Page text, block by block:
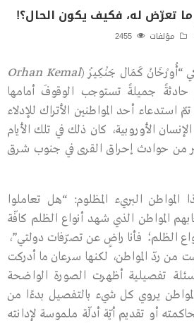
تعرّض له، فكيف يكون الحال؟!
مؤلفات
“أُورْخَانْ كَمَال جَنْكِيزْ (Orhan Kemal
جميلةً تستوجب الوقوفَ أمامها
استدعاء أحد المواطنين الأتراك للإدلاء
الأوروبية، كان ذلك في تلك الأيام
من حوادث إحراق القرى في جنوب شرق
البريء المظلوم: “هل تعاملوا
المواطن الذي شهد أنواع الظلم كافّة
الظلم؛ فأنا راضٍ عن تصرّفات دولتي”،
من ردّ المواطن، لكنها سرعان ما أدركت
تفصيلية أظهرت الصورة الواضحة
يروي كل شيء بالتفصيل بدءًا من
أو تقديم أيّة أدلّة ملموسة لإدانته